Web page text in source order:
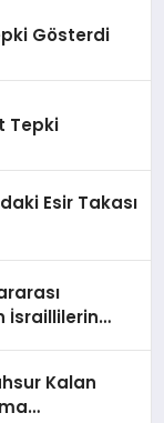
Gösterdi
Tepki
Esir Takası
İsraillilerin
Kalan